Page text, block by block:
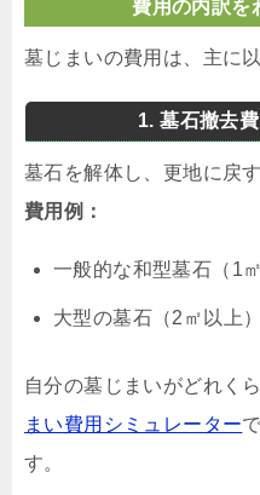
費用の内訳を
墓じまいの費用は、主に
1. 墓石撤去
墓石を解体し、更地に戻
費用例：
一般的な和型墓石（1
大型の墓石（2㎡以上
自分の墓じまいがどれく
まい費用シミュレーター
す。